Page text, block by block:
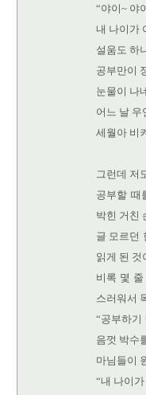
“야이~ 야
내 나이가
설움도 하
공부만이
눈물이 나
어느 날 우
세월아 비
그런데 저
공부할 때
박힌 거친
글 모르던
읽게 된 것
비록 몇
스러워서
“공부하기
음껏 박수
마님들이
“내 나이